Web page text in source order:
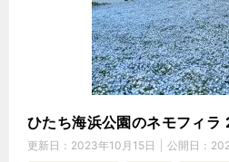
ひたち海浜公園のネモフィラ
更新日： 2023年10月15日 公開日：